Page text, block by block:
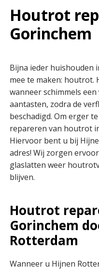
Houtrot
Gorinchem
Bijna ieder huishouden
mee te maken:
wanneer schimmels
aantasten, zodra de
beschadigd. Om erger
repareren van houtrot
Hiervoor bent u bij
adres! Wij zorgen
glaslatten weer
blijven.
Houtrot
Gorinchem
Rotterdam
Wanneer u Hijnen